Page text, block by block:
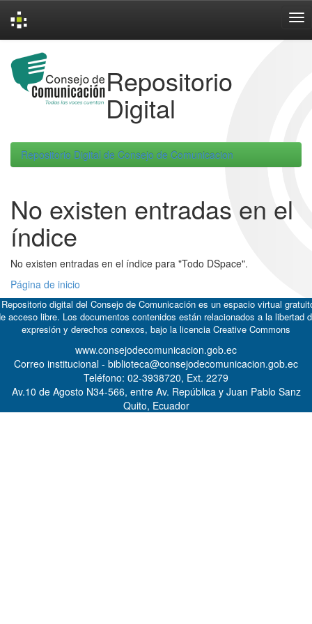
navigation
Repositorio
Digital
Repositorio Digital de Consejo de Comunicacion
No existen entradas en el
índice
No existen entradas en el índice para "Todo DSpace".
Página de inicio
digital del Consejo de Comunicación es un espacio virtual
acceso libre. Los documentos contenidos están relacionados a la libertad
expresión y derechos conexos, bajo la licencia Creative Commons
www.consejodecomunicacion.gob.ec
Correo institucional - biblioteca@consejodecomunicacion.gob.ec
Teléfono: 02-3938720, Ext. 2279
Av.10 de Agosto N34-566, entre Av. República y Juan Pablo Sanz
Quito, Ecuador